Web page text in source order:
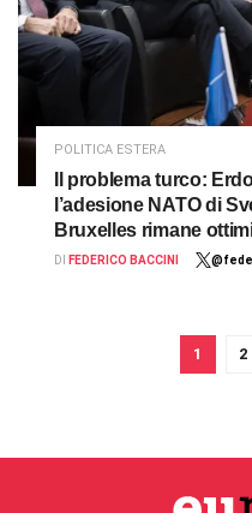
POLITICA ESTERA
Il problema turco:
l’adesione NATO di
Bruxelles rimane
DI FEDERICO BACCINI
1 2